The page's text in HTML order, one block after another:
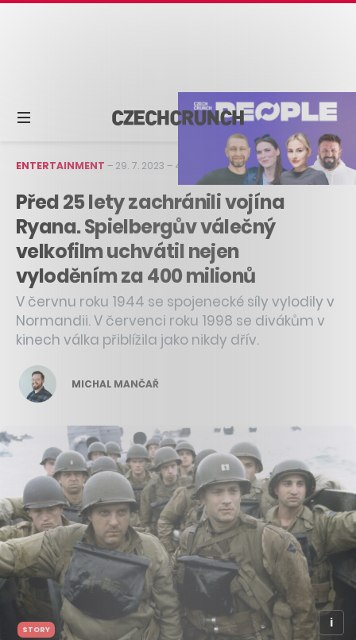
ENTERTAINMENT – 29. 7. 2023 – 4 min čtení
Před 25 lety zachránili vojína
Ryana. Spielbergův válečný
velkofilm uchvátil nejen
vyloděním za 400 milionů
V červnu roku 1944 se spojenecké síly vylodily v
Normandii. V červenci roku 1998 se divákům v
kinech válka přiblížila jako nikdy dřív.
MICHAL MANČAŘ
STORY